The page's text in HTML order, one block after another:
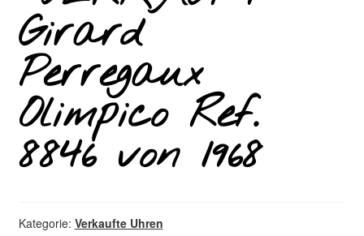
Girard
Perregaux
Olimpico Ref.
8846 von 1968
Kategorie: Verkaufte Uhren